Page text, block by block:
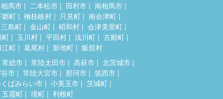
相馬市
二本松市 田村市
南相馬市
郷町
檜枝岐村 只見町
南会津町
三島町
金山町 昭和村
会津美里町
町
玉川村 平田村 浅川町
古殿町
江町
葛尾村 新地町
飯舘村
常総市
常陸太田市 高萩市
北茨城市
市
常陸大宮市 那珂市
筑西市
ばみらい市
小美玉市
茨城町
五霞町
境町
利根町